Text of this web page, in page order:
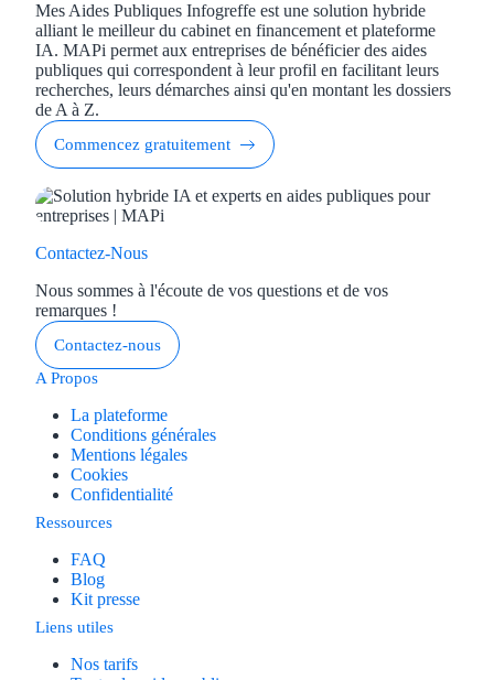
Mes Aides Publiques Infogreffe est une solution hybride
alliant le meilleur du cabinet en financement et plateforme
IA. MAPi permet aux entreprises de bénéficier des aides
publiques qui correspondent à leur profil en facilitant leurs
recherches, leurs démarches ainsi qu'en montant les dossiers
de A à Z.
Commencez gratuitement
Contactez-Nous
Nous sommes à l'écoute de vos questions et de vos
remarques !
Contactez-nous
A Propos
La plateforme
Conditions générales
Mentions légales
Cookies
Confidentialité
Ressources
FAQ
Blog
Kit presse
Liens utiles
Nos tarifs